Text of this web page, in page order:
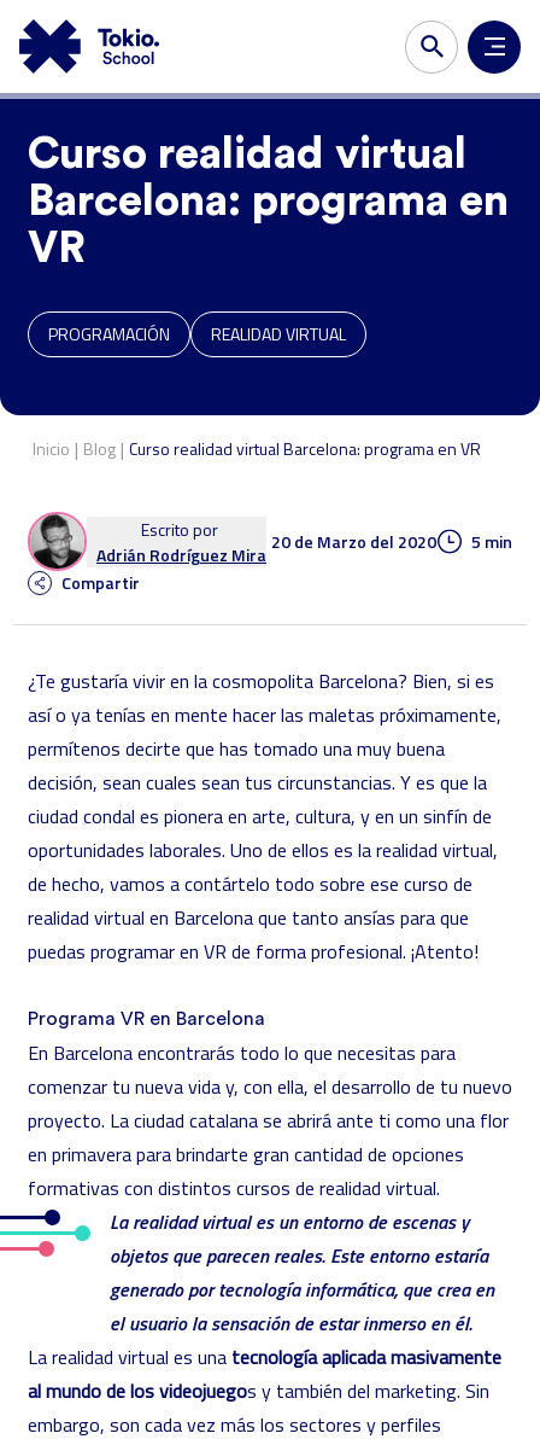
Curso realidad virtual
Barcelona: programa en
VR
PROGRAMACIÓN REALIDAD VIRTUAL
Inicio | Blog | Curso realidad virtual Barcelona: programa en VR
Escrito por
Adrián Rodríguez Mira
20 de Marzo del 2020
5 min
Compartir
¿Te gustaría vivir en la cosmopolita Barcelona? Bien, si es
así o ya tenías en mente hacer las maletas próximamente,
permítenos decirte que has tomado una muy buena
decisión, sean cuales sean tus circunstancias. Y es que la
ciudad condal es pionera en arte, cultura, y en un sinfín de
oportunidades laborales. Uno de ellos es la realidad virtual,
de hecho, vamos a contártelo todo sobre ese curso de
realidad virtual en Barcelona que tanto ansías para que
puedas programar en VR de forma profesional. ¡Atento!
Programa VR en Barcelona
En Barcelona encontrarás todo lo que necesitas para
comenzar tu nueva vida y, con ella, el desarrollo de tu nuevo
proyecto. La ciudad catalana se abrirá ante ti como una flor
en primavera para brindarte gran cantidad de opciones
formativas con distintos cursos de realidad virtual.
La realidad virtual es un entorno de escenas y
objetos que parecen reales. Este entorno estaría
generado por tecnología informática, que crea en
el usuario la sensación de estar inmerso en él.
La realidad virtual es una tecnología aplicada masivamente
al mundo de los videojuegos y también del marketing. Sin
embargo, son cada vez más los sectores y perfiles